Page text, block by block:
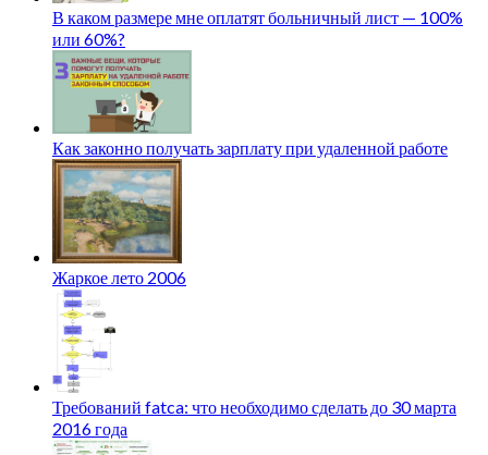
В каком размере мне оплатят больничный лист — 100%
или 60%?
Как законно получать зарплату при удаленной работе
Жаркое лето 2006
Требований fatca: что необходимо сделать до 30 марта
2016 года